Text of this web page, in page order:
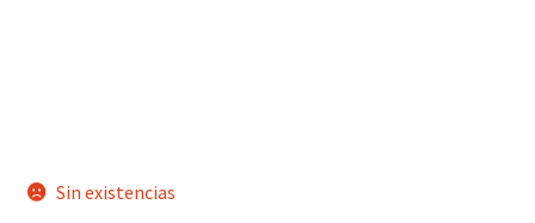
Sin existencias